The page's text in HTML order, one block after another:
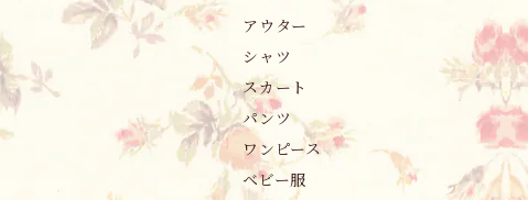
アウター
シャツ
スカート
パンツ
ワンピース
ベビー服